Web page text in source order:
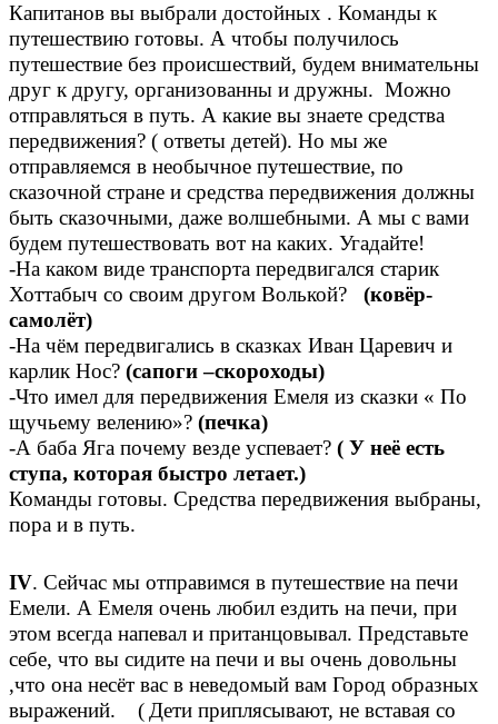
Капитанов вы выбрали достойных . Команды к
путешествию готовы. А чтобы получилось
путешествие без происшествий, будем внимательны
друг к другу, организованны и дружны. Можно
отправляться в путь. А какие вы знаете средства
передвижения? ( ответы детей). Но мы же
отправляемся в необычное путешествие, по
сказочной стране и средства передвижения должны
быть сказочными, даже волшебными. А мы с вами
будем путешествовать вот на каких. Угадайте!
-На каком виде транспорта передвигался старик
Хоттабыч со своим другом Волькой? (ковёр-
самолёт)
-На чём передвигались в сказках Иван Царевич и
карлик Нос? (сапоги –скороходы)
-Что имел для передвижения Емеля из сказки « По
щучьему велению»? (печка)
-А баба Яга почему везде успевает? ( У неё есть
ступа, которая быстро летает.)
Команды готовы. Средства передвижения выбраны,
пора и в путь.
IV. Сейчас мы отправимся в путешествие на печи
Емели. А Емеля очень любил ездить на печи, при
этом всегда напевал и пританцовывал. Представьте
себе, что вы сидите на печи и вы очень довольны
,что она несёт вас в неведомый вам Город образных
выражений. (Дети приплясывают, не вставая со